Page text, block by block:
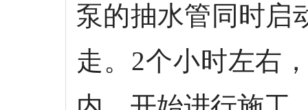
泵的抽水管同时启
走。2个小时左右